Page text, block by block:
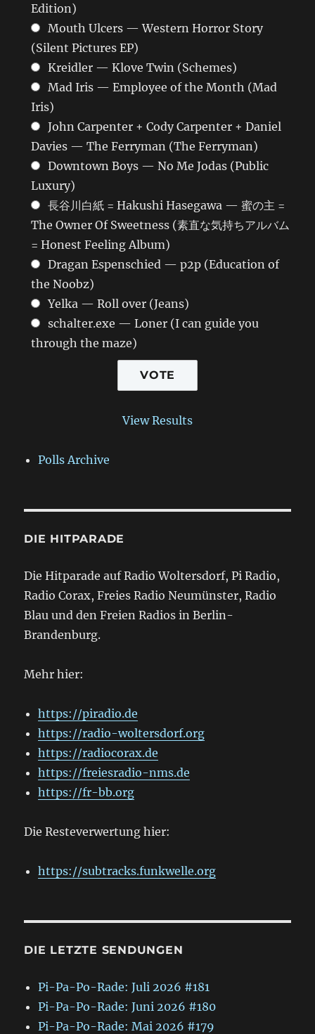
Edition)
Mouth Ulcers — Western Horror Story
(Silent Pictures EP)
Kreidler — Klove Twin (Schemes)
Mad Iris — Employee of the Month (Mad
Iris)
John Carpenter + Cody Carpenter + Daniel
Davies — The Ferryman (The Ferryman)
Downtown Boys — No Me Jodas (Public
Luxury)
長谷川白紙 = Hakushi Hasegawa — 蜜の主 =
The Owner Of Sweetness (素直な気持ちアルバム
= Honest Feeling Album)
Dragan Espenschied — p2p (Education of
the Noobz)
Yelka — Roll over (Jeans)
schalter.exe — Loner (I can guide you
through the maze)
View Results
Polls Archive
DIE HITPARADE
Die Hitparade auf Radio Woltersdorf, Pi Radio,
Radio Corax, Freies Radio Neumünster, Radio
Blau und den Freien Radios in Berlin-
Brandenburg.
Mehr hier:
https://piradio.de
https://radio-woltersdorf.org
https://radiocorax.de
https://freiesradio-nms.de
https://fr-bb.org
Die Resteverwertung hier:
https://subtracks.funkwelle.org
DIE LETZTE SENDUNGEN
Pi-Pa-Po-Rade: Juli 2026 #181
Pi-Pa-Po-Rade: Juni 2026 #180
Pi-Pa-Po-Rade: Mai 2026 #179